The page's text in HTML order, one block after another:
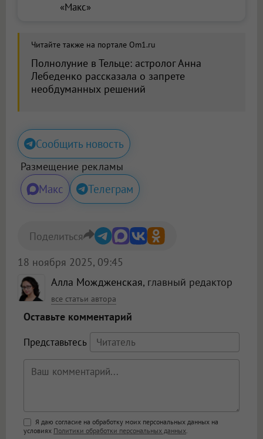
«Макс»
Читайте также на портале Om1.ru
Полнолуние в Тельце: астролог Анна
Лебеденко рассказала о запрете
необдуманных решений
Сообщить новость
Размещение рекламы
Макс Телеграм
Алла Мождженская, главный редактор
все статьи автора
18 ноября 2025, 09:45
Поделиться
Оставьте комментарий
Представьтесь
Поддержка HTML
Я даю согласие на обработку моих персональных данных на
условиях Политики обработки персональных данных